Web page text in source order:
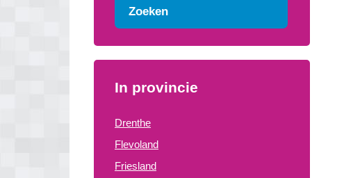
Zoeken
In provincie
Drenthe
Flevoland
Friesland